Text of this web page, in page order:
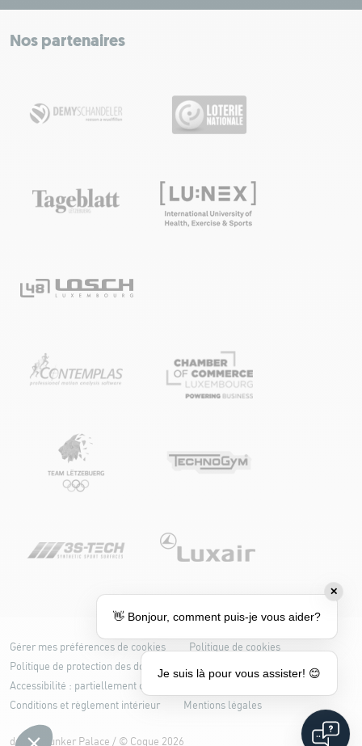
+
−
Nos partenaires
Gérer mes préférences de cookies
Politique de cookies
Politique de protection des données
Accessibilité : partiellement conforme
Conditions et règlement intérieur
Mentions légales
design Bunker Palace / © Coque 2026
✕
👋 Bonjour, comment puis-je vous aider?
Je suis là pour vous assister! 😊